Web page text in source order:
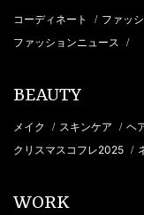
コーディネート / ファッ
ファッションニュース /
BEAUTY
メイク / スキンケア / ヘ
クリスマスコフレ2025 /
WORK